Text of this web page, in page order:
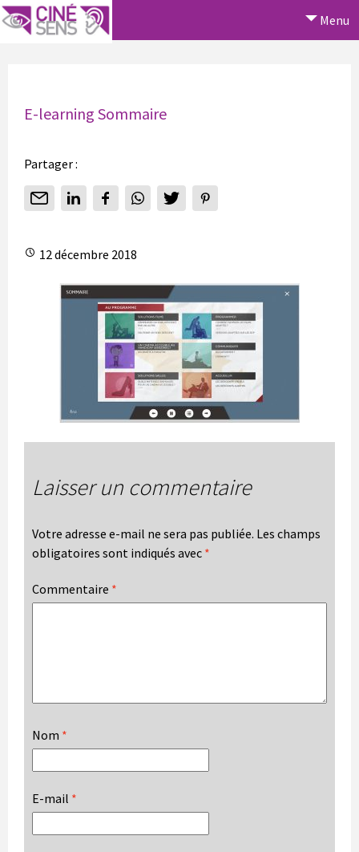
Menu
E-learning Sommaire
Partager :
12 décembre 2018
Laisser un commentaire
Votre adresse e-mail ne sera pas publiée. Les champs
obligatoires sont indiqués avec *
Commentaire *
Nom *
E-mail *